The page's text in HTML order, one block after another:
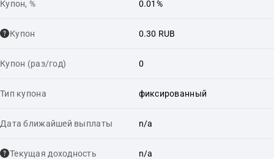
Купон, % 0.01%
Купон 0.30 RUB
Купон (раз/год) 0
Тип купона фиксированный
Дата ближайшей выплаты n/a
Текущая доходность n/a